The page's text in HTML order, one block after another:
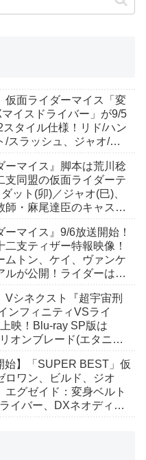
仮面ライダーマイス「変
イスドライバー」が9/5
スタイル仕様！リド/ハン
/スラッシュ、ジャオ/バ
ーマイス』脚本は荒川稔
支同盟の仮面ライダーテ
ット(卯)／ジャオ(巳)、
師・麻尾達臣のキャスト
ーマイス』9/6放送開始！
二支ティザー特報映像！
ムトン、ケイ、ヴァンケ
ルが公開！ライダーは子
Vシネクスト『超宇宙刑
ンフィニティVSライ
映！Blu-ray SP版は
オンブレード(エタニテ
き！
始】「SUPER BEST」仮
ロワン、ビルド、ジオ
エグゼイド：変身ベルト
イバー、DXネオディケ